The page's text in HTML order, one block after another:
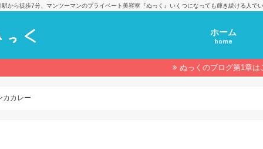
駅から徒歩7分、マンツーマンのプライベート美容室『ぬっく』いくつになっても輝き続ける人
ホーム
home
ぬっくのブログ第1章
カカレー